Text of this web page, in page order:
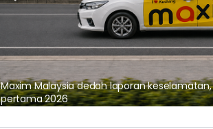
Maxim Malaysia dedah laporan
pertama 2026